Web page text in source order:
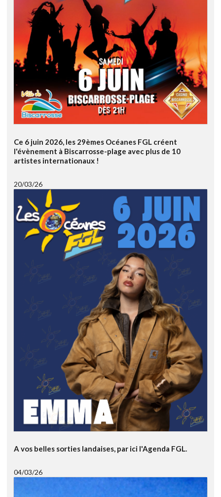
Ce 6 juin 2026, les 29èmes Océanes FGL créent
l'évènement à Biscarrosse-plage avec plus de 10
artistes internationaux !
20/03/26
A vos belles sorties landaises, par ici l'Agenda FGL.
04/03/26